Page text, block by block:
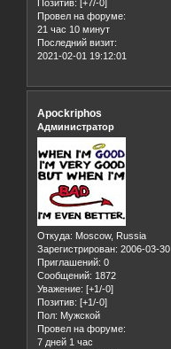
Позитив: [+7/-0]
Провел на форуме:
21 час 10 минут
Последний визит:
2021-02-01 19:12:01
Apockriphos
Администратор
Откуда: Moscow, Russia
Зарегистрирован: 2006-03-30
Приглашений: 0
Сообщений: 1872
Уважение: [+1/-0]
Позитив: [+1/-0]
Пол: Мужской
Провел на форуме:
7 дней 1 час